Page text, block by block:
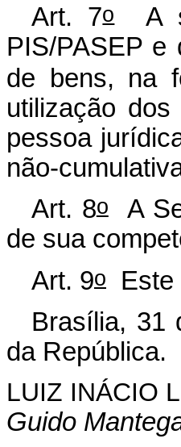
Art. 7oA
PIS/PASEP
de bens, na
utilização
pessoa
não-
Art. 8oA
de sua
Art. 9o
Este
Brasília, 31
da República.
LUIZ INÁCIO
Guido